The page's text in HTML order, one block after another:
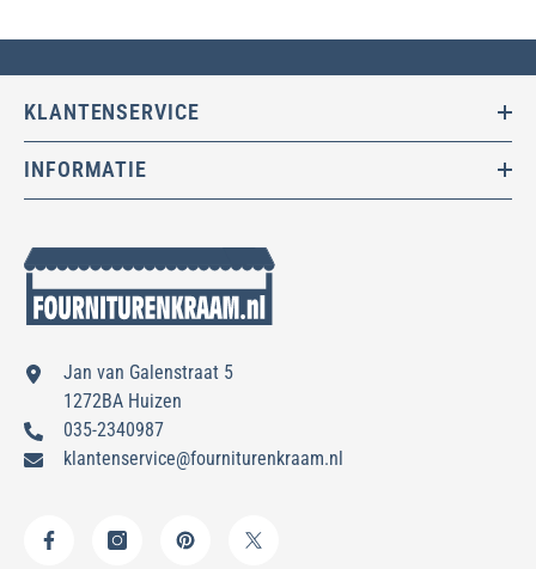
KLANTENSERVICE
INFORMATIE
Jan van Galenstraat 5
1272BA Huizen
035-2340987
klantenservice@fourniturenkraam.nl